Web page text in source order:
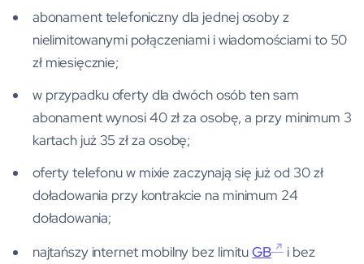
abonament telefoniczny dla jednej osoby z
nielimitowanymi połączeniami i wiadomościami to 50
zł miesięcznie;
w przypadku oferty dla dwóch osób ten sam
abonament wynosi 40 zł za osobę, a przy minimum 3
kartach już 35 zł za osobę;
oferty telefonu w mixie zaczynają się już od 30 zł
doładowania przy kontrakcie na minimum 24
doładowania;
najtańszy internet mobilny bez limituGB
i bez